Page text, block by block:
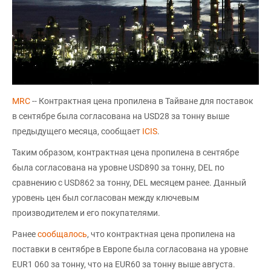
MRC-- Контрактная цена пропилена в Тайване для поставок
в сентябре была согласована на USD28 за тонну выше
предыдущего месяца, сообщает ICIS.
Таким образом, контрактная цена пропилена в сентябре
была согласована на уровне USD890 за тонну, DEL по
сравнению с USD862 за тонну, DEL месяцем ранее. Данный
уровень цен был согласован между ключевым
производителем и его покупателями.
Ранеесообщалось, что контрактная цена пропилена на
поставки в сентябре в Европе была согласована на уровне
EUR1 060 за тонну, что на EUR60 за тонну выше августа.